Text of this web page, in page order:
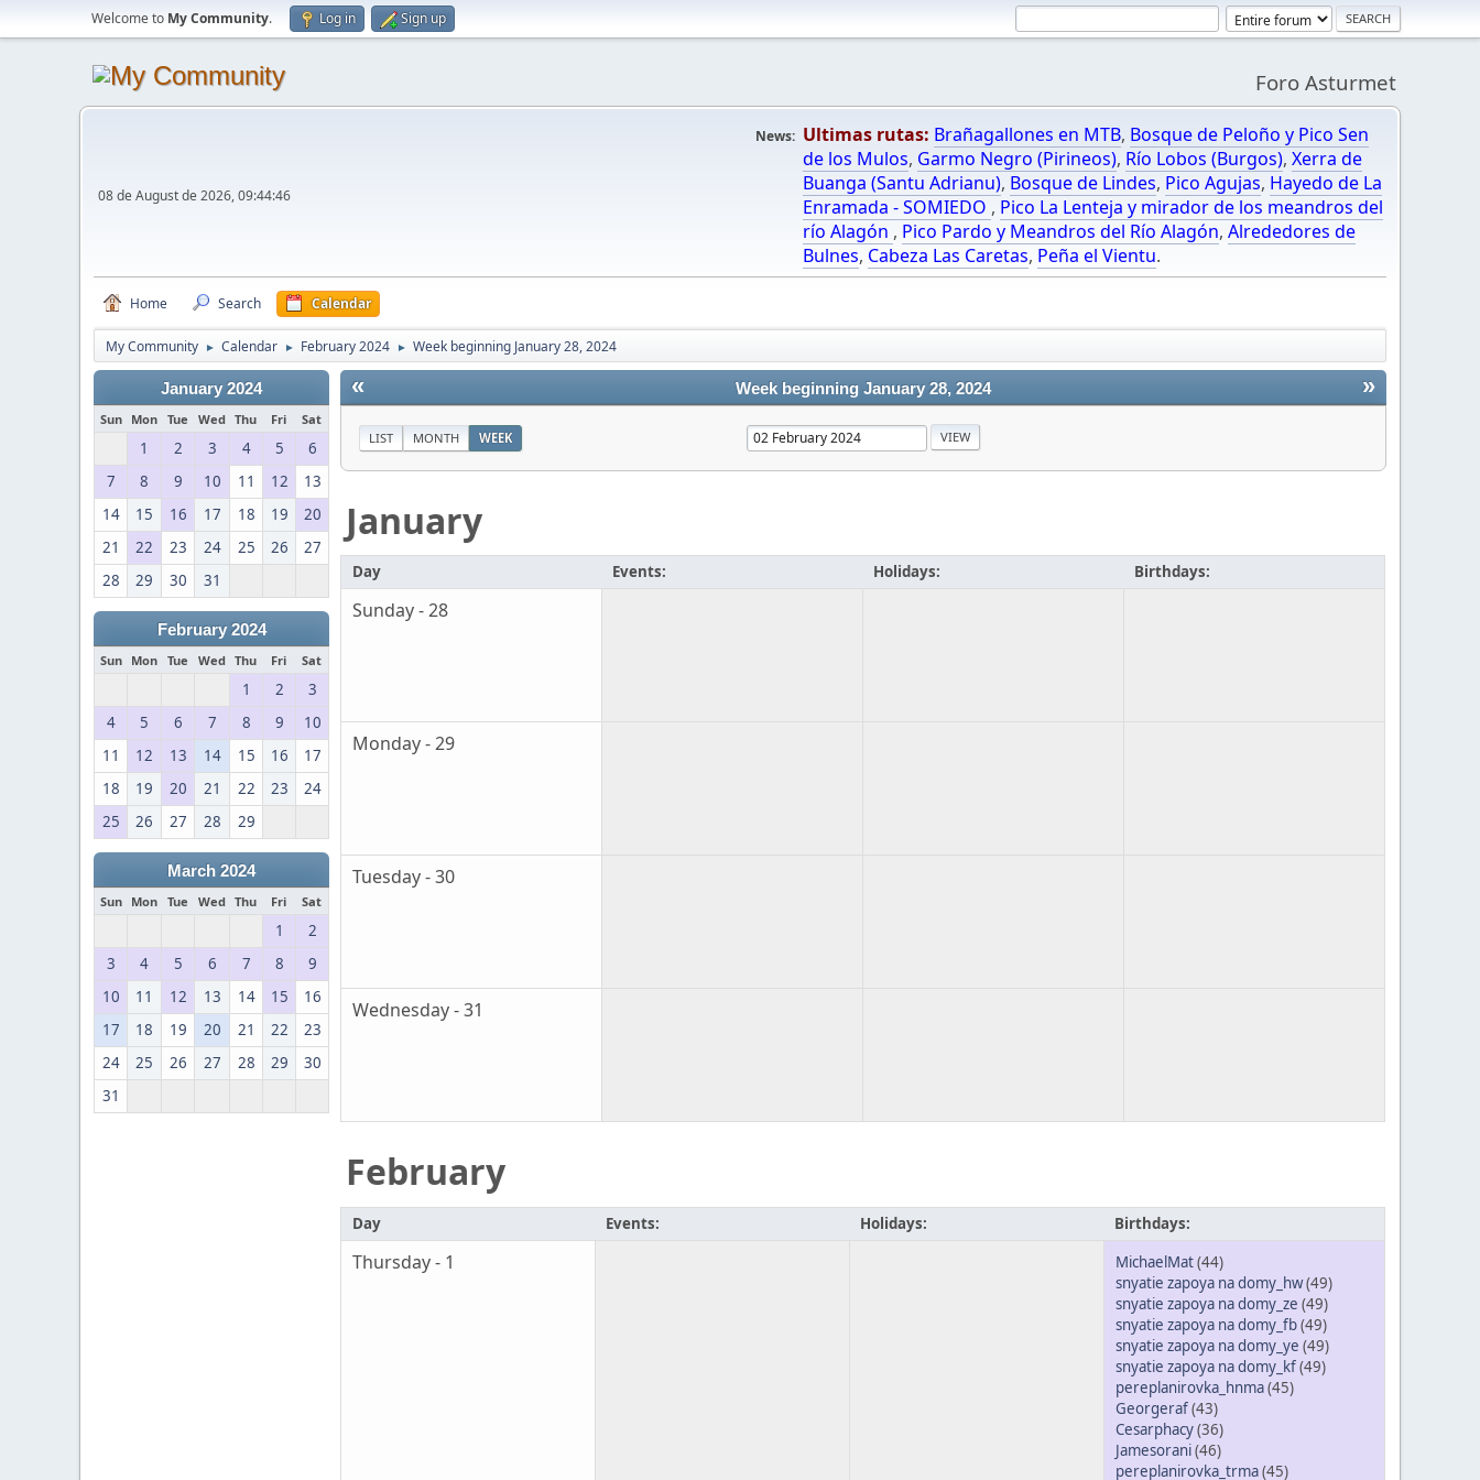
Welcome to My Community. Log in Sign up
Foro Asturmet
08 de August de 2026, 09:44:46
News: Ultimas rutas: Brañagallones en MTB, Bosque de Peloño y Pico Sen
de los Mulos, Garmo Negro (Pirineos), Río Lobos (Burgos), Xerra de
Buanga (Santu Adrianu), Bosque de Lindes, Pico Agujas, Hayedo de La
Enramada - SOMIEDO , Pico La Lenteja y mirador de los meandros del
río Alagón , Pico Pardo y Meandros del Río Alagón, Alrededores de
Bulnes, Cabeza Las Caretas, Peña el Vientu.
Home Search Calendar
My Community ► Calendar ► February 2024 ► Week beginning January 28, 2024
January 2024
Sun Mon Tue Wed Thu Fri Sat
1 2 3 4 5
6
7
8 9 10 11 12
13
14
15 16 17 18 19
20
21
22 23 24 25 26
27
28
29 30 31
February 2024
Sun Mon Tue Wed Thu Fri Sat
1 2
3
4
5 6 7 8 9
10
11
12 13 14 15 16
17
18
19 20 21 22 23
24
25
26 27 28 29
March 2024
Sun Mon Tue Wed Thu Fri Sat
1
2
3
4 5 6 7 8
9
10
11 12 13 14 15
16
17
18 19 20 21 22
23
24
25 26 27 28 29
30
31
« »
Week beginning January 28, 2024
LIST MONTH WEEK
January
Day Events: Holidays: Birthdays:
Sunday - 28
Monday - 29
Tuesday - 30
Wednesday - 31
February
Day Events: Holidays: Birthdays:
Thursday - 1 MichaelMat(44)
snyatie zapoya na domy_hw(49)
snyatie zapoya na domy_ze (49)
snyatie zapoya na domy_fb(49)
snyatie zapoya na domy_ye (49)
snyatie zapoya na domy_kf(49)
pereplanirovka_hnma(45)
Georgeraf(43)
Cesarphacy(36)
Jamesorani(46)
pereplanirovka_trma(45)